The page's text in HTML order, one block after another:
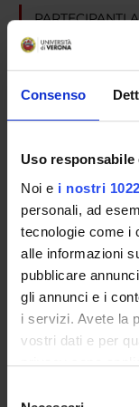
Consenso
Uso responsabile
Noi e i nostri
personali, ad
tecnologie come i
alle informazioni
pubblicare
gli annunci e i
i servizi. Avete la
vostri dati e per
privacy sono
PARTECIPANTI
Alberto Zamo'
Anatomia
AREE DI
GRUPPI DI